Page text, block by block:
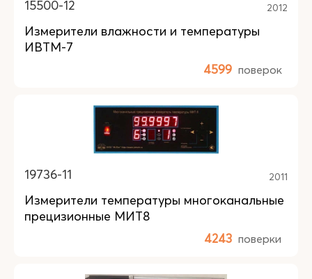
15500-12 2012
Измерители влажности и температуры
ИВТМ-7
4599 поверок
19736-11 2011
Измерители температуры многоканальные
прецизионные МИТ8
4243 поверки